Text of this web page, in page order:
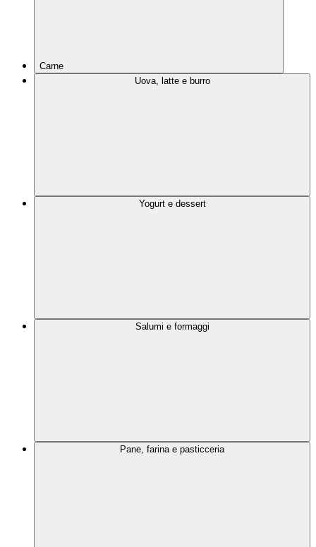
Carne
Uova, latte e burro
Yogurt e dessert
Salumi e formaggi
Pane, farina e pasticceria